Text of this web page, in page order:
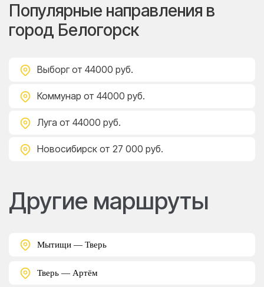
Популярные направления в
город Белогорск
Выборг от 44000 руб.
Коммунар от 44000 руб.
Луга от 44000 руб.
Новосибирск от 27 000 руб.
Другие маршруты
Мытищи — Тверь
Тверь — Артём